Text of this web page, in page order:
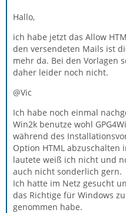
Hallo,
ich habe jetzt das Allow
den versendeten Mails ist
mehr da. Bei den Vorlagen
daher leider noch nicht.
@Vic
Ich habe noch einmal
Win2k benutze wohl
während des
Option HTML abzuschalten
lautete weiß ich nicht und
auch nicht sonderlich gern.
Ich hatte im Netz gesucht
das Richtige für Windows
genommen habe.